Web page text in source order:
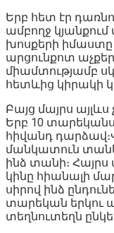
Երբ հետ էր
ամբողջ կյանքում
խոսքերի
արցունքոտ
միամտությամբ
հետևից կիրակի
Բայց մայրս այլևս
Երբ 10
հիվանդ
մանկատուն
ինձ տանի։
կինը հիանալի
սիրով ինձ
տարեկան երկու
տեղնուտեղն